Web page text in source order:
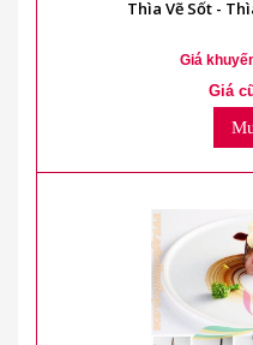
Thìa Vẽ Sốt -
Giá
Giá